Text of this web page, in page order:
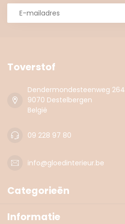
Toverstof
Dendermondesteenweg 264
9070 Destelbergen
België
09 228 97 80
info@gloedinterieur.be
Categorieën
Informatie